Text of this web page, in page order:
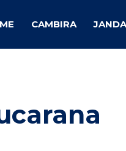
CAMBIRA